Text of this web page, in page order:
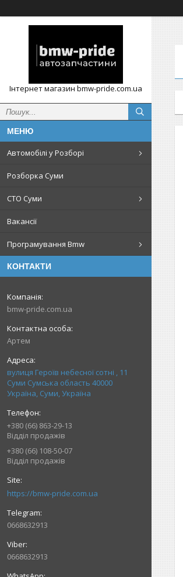
Інтернет магазин bmw-pride.com.ua
Автомобілі у Розборі
Розборка Суми
СТО Суми
Вакансії
Програмування Bmw
КОНТАКТИ
bmw-pride.com.ua
Артем
вулиця Героїв небесної сотні , 11
Суми Сумська область 40000
Україна, Суми, Україна
+380 (66) 863-29-13
Відділ продажів
+380 (66) 108-50-07
Відділ продажів
https://bmw-pride.com.ua
0668632913
0668632913